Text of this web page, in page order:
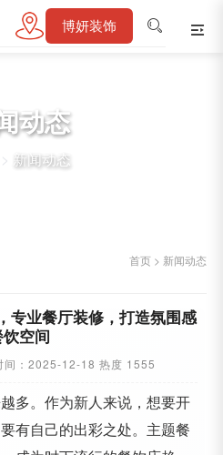
博妍装饰
动态
> 新闻动态
首页 > 新闻动态
专业餐厅装修，打造氛围感
饮空间
间：2025-12-18 热度 1555
多。作为新人来说，想要开
有自己的出彩之处。主题餐